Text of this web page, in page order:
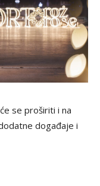
se proširiti i na
događaje i